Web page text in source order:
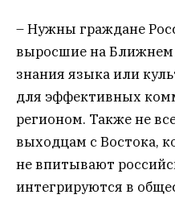
– Нужны граждане
выросшие на Ближнем
знания языка или
для эффективных
регионом. Также не
выходцам с Востока,
не впитывают
интегрируются в